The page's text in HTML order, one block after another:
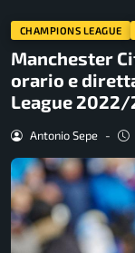
CHAMPIONS LEAGUE
Manchester
orario e
League
Antonio Sepe -